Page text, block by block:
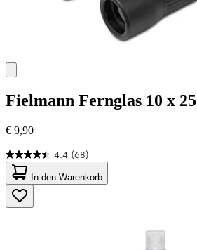
Fielmann Fernglas 10 x 25
€ 9,90
4.4 (68)
4.4
von
5
Sternen.
68
In den Warenkorb